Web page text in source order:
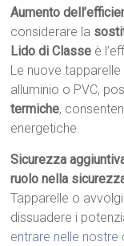
Aumento
considerare la
Lido di Classe è
Le nuove
alluminio o PVC,
termiche,
energetiche.
Sicurezza
ruolo nella
Tapparelle o
dissuadere i
entrare nelle nostre